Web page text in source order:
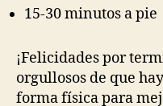
15-30 minutos a pie
¡Felicidades por
orgullosos de que
forma física para